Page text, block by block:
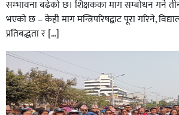
सम्भावना बढेको छ। शिक्षकका माग सम्बोधन गर्ने
भएको छ – केही माग मन्त्रिपरिषद्बाट पूरा गरिने,
प्रतिबद्धता र […]